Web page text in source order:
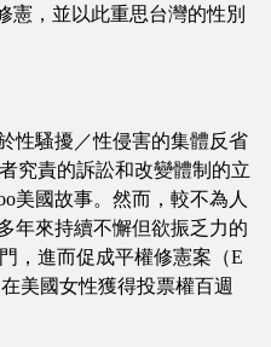
憲，並以此重思台灣的性別
性騷擾／性侵害的集體反省
究責的訴訟和改變體制的立
美國故事。然而，較不為人
年來持續不懈但欲振乏力的
，進而促成平權修憲案（E
在美國女性獲得投票權百週